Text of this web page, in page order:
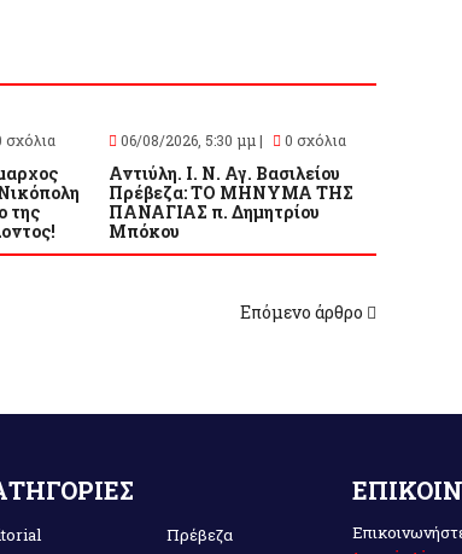
σχόλια
της
06/08/2026, 5:30 μμ | 0 σχόλια
Αντιύλη. Ι. Ν. Αγ. Βασιλείου
Πρέβεζα: ΤΟ ΜΗΝΥΜΑ ΤΗΣ
ΠΑΝΑΓΙΑΣ π. Δημητρίου
Μπόκου
Επόμενο άρθρο
Πρέβεζα